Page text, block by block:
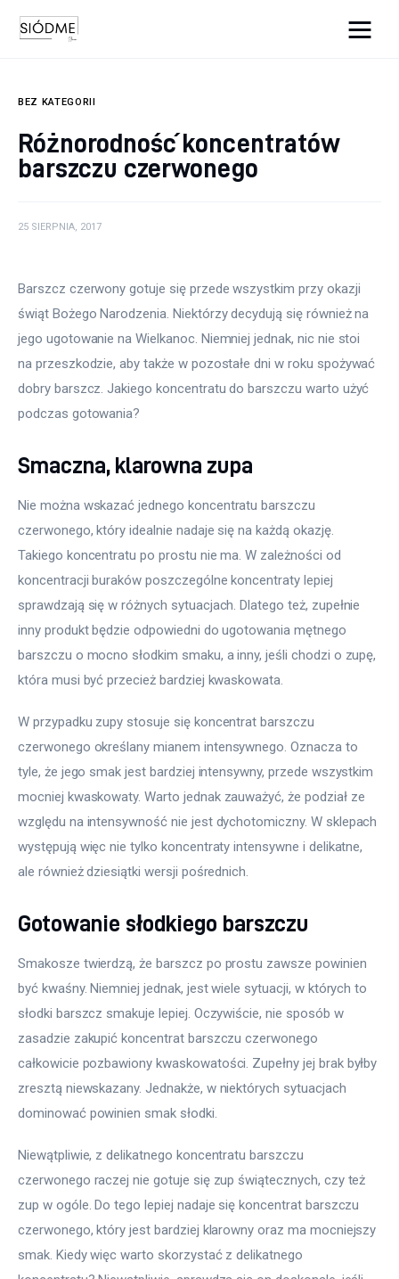
Uroda
Więcej
BEZ KATEGORII
Różnorodność koncentratów
barszczu czerwonego
25 SIERPNIA, 2017
Barszcz czerwony gotuje się przede wszystkim przy okazji
świąt Bożego Narodzenia. Niektórzy decydują się również na
jego ugotowanie na Wielkanoc. Niemniej jednak, nic nie stoi
na przeszkodzie, aby także w pozostałe dni w roku spożywać
dobry barszcz. Jakiego koncentratu do barszczu warto użyć
podczas gotowania?
Smaczna, klarowna zupa
Nie można wskazać jednego koncentratu barszczu
czerwonego, który idealnie nadaje się na każdą okazję.
Takiego koncentratu po prostu nie ma. W zależności od
koncentracji buraków poszczególne koncentraty lepiej
sprawdzają się w różnych sytuacjach. Dlatego też, zupełnie
inny produkt będzie odpowiedni do ugotowania mętnego
barszczu o mocno słodkim smaku, a inny, jeśli chodzi o zupę,
która musi być przecież bardziej kwaskowata.
W przypadku zupy stosuje się koncentrat barszczu
czerwonego określany mianem intensywnego. Oznacza to
tyle, że jego smak jest bardziej intensywny, przede wszystkim
mocniej kwaskowaty. Warto jednak zauważyć, że podział ze
względu na intensywność nie jest dychotomiczny. W sklepach
występują więc nie tylko koncentraty intensywne i delikatne,
ale również dziesiątki wersji pośrednich.
Gotowanie słodkiego barszczu
Smakosze twierdzą, że barszcz po prostu zawsze powinien
być kwaśny. Niemniej jednak, jest wiele sytuacji, w których to
słodki barszcz smakuje lepiej. Oczywiście, nie sposób w
zasadzie zakupić koncentrat barszczu czerwonego
całkowicie pozbawiony kwaskowatości. Zupełny jej brak byłby
zresztą niewskazany. Jednakże, w niektórych sytuacjach
dominować powinien smak słodki.
Niewątpliwie, z delikatnego koncentratu barszczu
czerwonego raczej nie gotuje się zup świątecznych, czy też
zup w ogóle. Do tego lepiej nadaje się koncentrat barszczu
czerwonego, który jest bardziej klarowny oraz ma mocniejszy
smak. Kiedy więc warto skorzystać z delikatnego